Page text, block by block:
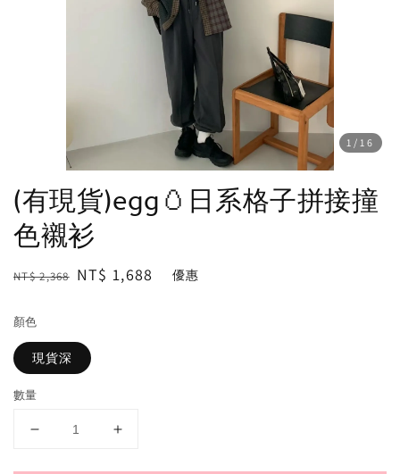
1 /16
(有現貨)egg🥚日系格子拼接撞
色襯衫
Regular
NT$ 2,368 Sale
NT$ 1,688 優惠
顏色
現貨深
數量